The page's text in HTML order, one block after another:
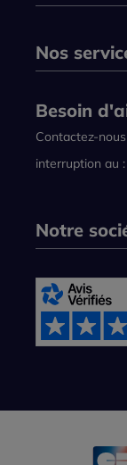
Nos
Besoin
Contactez-
interruption au :
Notre